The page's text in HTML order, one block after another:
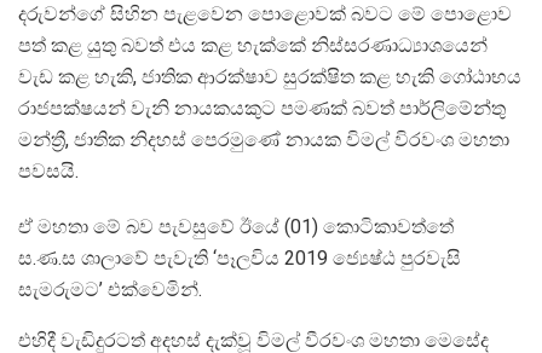
දරුවන්ගේ සිහින පැළවෙන පොළොවක් බවට මේ පොළොව
පත් කළ යුතු බවත් එය කළ හැක්කේ නිස්සරණාධ්‍යාශයෙන්
වැඩ කළ හැකි, ජාතික ආරක්ෂාව සුරක්ෂිත කළ හැකි ගෝඨාභය
රාජපක්ෂයන් වැනි නායකයකුට පමණක් බවත් පාර්ලිමේන්තු
මන්ත්‍රී, ජාතික නිදහස් පෙරමුණේ නායක විමල් විරවංශ මහතා
පවසයි.
ඒ මහතා මේ බව පැවසුවේ ඊයේ (01) කොටිකාවත්තේ
ස.ණ.ස ශාලාවේ පැවැති ‘පෑලවිය 2019 ජ්‍යෙෂ්ඨ පුරවැසි
සැමරුමට’ එක්වෙමින්.
එහිදී වැඩිදුරටත් අදහස් දැක්වූ විමල් වීරවංශ මහතා මෙසේද